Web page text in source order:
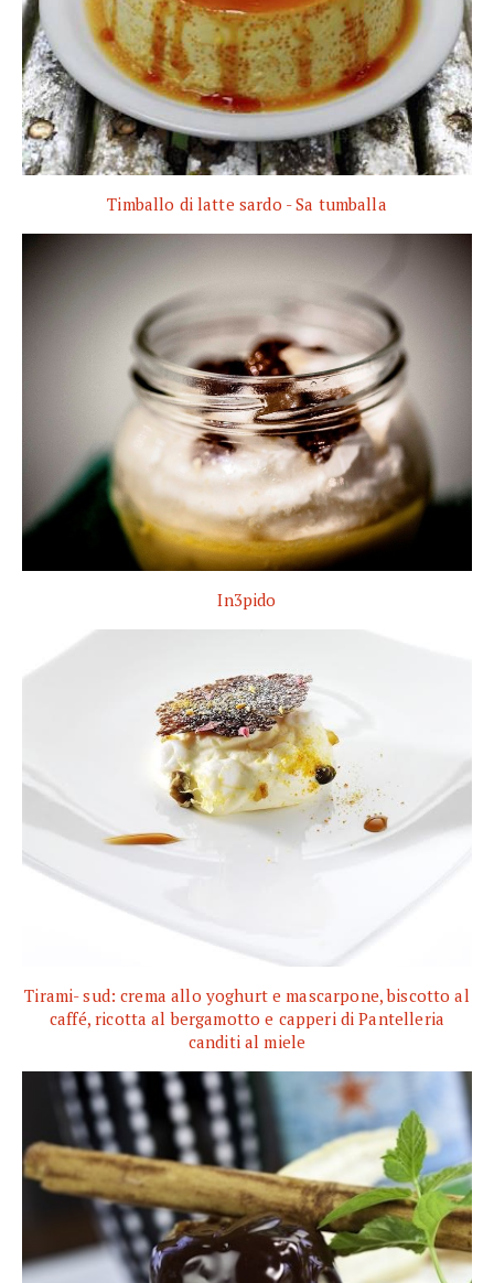
Timballo di latte sardo - Sa tumballa
In3pido
Tirami- sud: crema allo yoghurt e mascarpone, biscotto al
caffé, ricotta al bergamotto e capperi di Pantelleria
canditi al miele